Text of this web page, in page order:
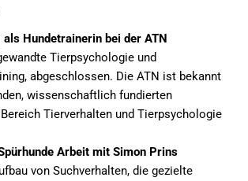
als Hundetrainerin bei der ATN
Tierpsycho­logie und
abgeschlossen. Die ATN ist bekannt
wissenschaftlich fundierten
Tierverhalten und Tierpsychologie
Arbeit mit Simon Prins
von Suchverhalten, die gezielte